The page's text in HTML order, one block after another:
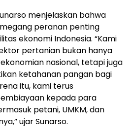
menjelaskan bahwa
peranan penting
ekonomi Indonesia. “Kami
pertanian bukan hanya
nasional, tetapi juga
ketahanan pangan bagi
itu, kami terus
kepada para
petani, UMKM, dan
ujar Sunarso.